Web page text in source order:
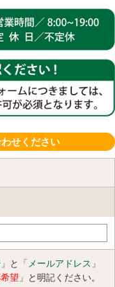
せください
」と「 メールアドレス 」
望 」と明記ください。